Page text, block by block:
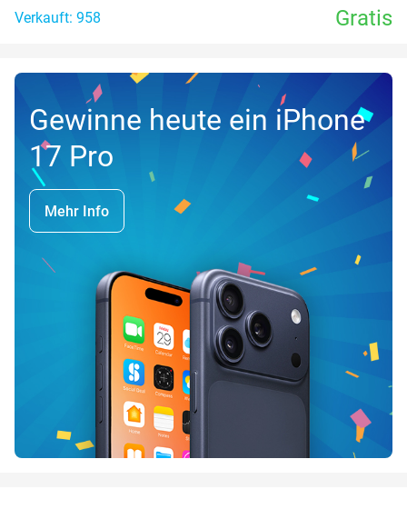
Verkauft: 958
Gratis
Gewinne heute ein iPhone
17 Pro
Mehr Info